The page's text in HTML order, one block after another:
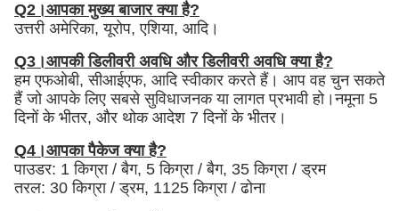
Q2।आपका मुख्य बाजार क्या है?
उत्तरी अमेरिका, यूरोप, एशिया, आदि।
Q3।आपकी डिलीवरी अवधि और डिलीवरी अवधि क्या है?
हम एफओबी, सीआईएफ, आदि स्वीकार करते हैं। आप वह चुन सकते
हैं जो आपके लिए सबसे सुविधाजनक या लागत प्रभावी हो।नमूना 5
दिनों के भीतर, और थोक आदेश 7 दिनों के भीतर।
Q4।आपका पैकेज क्या है?
पाउडर: 1 किग्रा / बैग, 5 किग्रा / बैग, 35 किग्रा / ड्रम
तरल: 30 किग्रा / ड्रम, 1125 किग्रा / ढोना